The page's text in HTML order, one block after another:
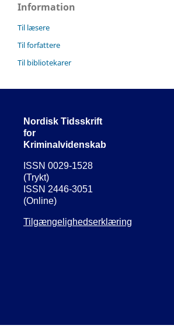
Information
Til læsere
Til forfattere
Til bibliotekarer
Nordisk Tidsskrift
for
Kriminalvidenskab
ISSN 0029-1528
(Trykt)
ISSN 2446-3051
(Online)
Tilgængelighedserklæring